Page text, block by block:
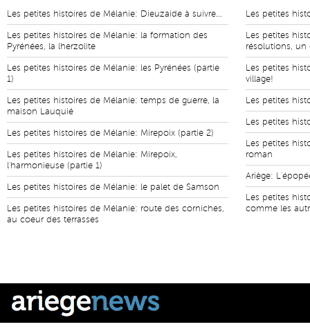
Les petites histoires de Mélanie: Dieuzaide à suivre...
Les petites histoires de Mélanie: la formation des
Pyrénées, la lherzolite
Les petites histoires de Mélanie: les Pyrénées (partie
1)
Les petites histoires de Mélanie: temps de guerre, la
maison Lauquié
Les petites histoires de Mélanie: Mirepoix (partie 2)
Les petites histoires de Mélanie: Mirepoix,
l'harmonieuse (partie 1)
Les petites histoires de Mélanie: le palet de Samson
Les petites histoires de Mélanie: route des corniches,
au coeur des terrasses
Les petites
Les petites
résolutions,
Les petites
village!
Les petites
Les petites
Les petites
roman
Ariège:
Les petites
comme les